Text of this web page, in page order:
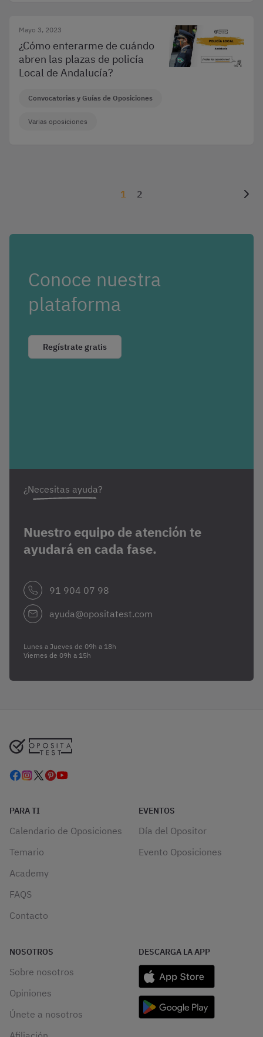
Mayo 3, 2023
¿Cómo enterarme de cuándo
abren las plazas de policía
Local de Andalucía?
Convocatorias y Guías de Oposiciones
Varias oposiciones
1 2
Conoce nuestra
plataforma
Regístrate gratis
¿Necesitas ayuda?
Nuestro equipo de atención te
ayudará en cada fase.
91 904 07 98
ayuda@opositatest.com
Lunes a Jueves de 09h a 18h
Viernes de 09h a 15h